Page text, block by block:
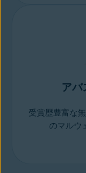
ア
受賞歴豊富な
のマルウ